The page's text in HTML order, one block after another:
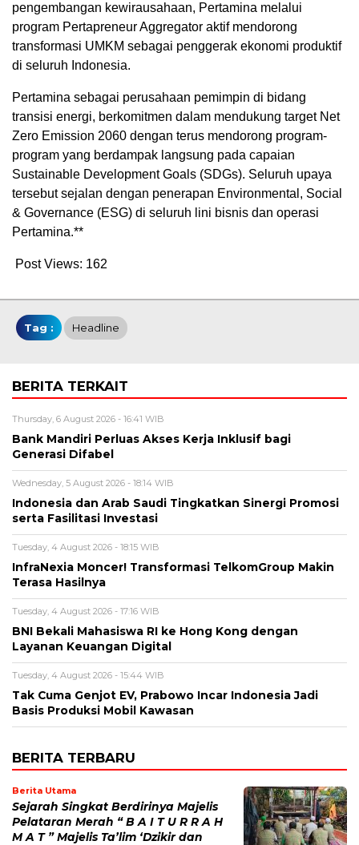
pengembangan kewirausahaan, Pertamina melalui
program Pertapreneur Aggregator aktif mendorong
transformasi UMKM sebagai penggerak ekonomi produktif
di seluruh Indonesia.
Pertamina sebagai perusahaan pemimpin di bidang
transisi energi, berkomitmen dalam mendukung target Net
Zero Emission 2060 dengan terus mendorong program-
program yang berdampak langsung pada capaian
Sustainable Development Goals (SDGs). Seluruh upaya
tersebut sejalan dengan penerapan Environmental, Social
& Governance (ESG) di seluruh lini bisnis dan operasi
Pertamina.**
Post Views: 162
Tag : Headline
BERITA TERKAIT
Thursday, 6 August 2026 - 16:41 WIB
Bank Mandiri Perluas Akses Kerja Inklusif bagi
Generasi Difabel
Wednesday, 5 August 2026 - 18:14 WIB
Indonesia dan Arab Saudi Tingkatkan Sinergi Promosi
serta Fasilitasi Investasi
Tuesday, 4 August 2026 - 18:15 WIB
InfraNexia Moncer! Transformasi TelkomGroup Makin
Terasa Hasilnya
Tuesday, 4 August 2026 - 17:16 WIB
BNI Bekali Mahasiswa RI ke Hong Kong dengan
Layanan Keuangan Digital
Tuesday, 4 August 2026 - 15:44 WIB
Tak Cuma Genjot EV, Prabowo Incar Indonesia Jadi
Basis Produksi Mobil Kawasan
BERITA TERBARU
Berita Utama
Sejarah Singkat Berdirinya Majelis
Pelataran Merah “ B A I T U R R A H
M A T ” Majelis Ta’lim ‘Dzikir dan